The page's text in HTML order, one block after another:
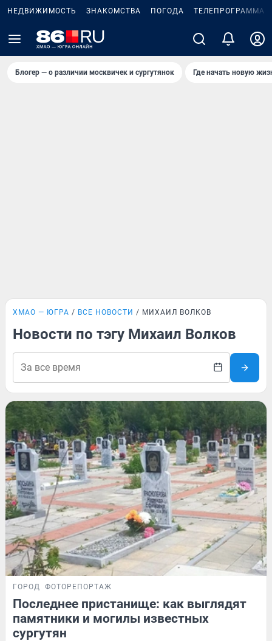
НЕДВИЖИМОСТЬ ЗНАКОМСТВА ПОГОДА ТЕЛЕПРОГРАММА
Блогер — о различии москвичек и сургутянок Где начать новую
ХМАО — ЮГРА ВСЕ НОВОСТИ МИХАИЛ ВОЛКОВ
Новости по тэгу Михаил Волков
ГОРОД ФОТОРЕПОРТАЖ
Последнее пристанище: как выглядят
памятники и могилы известных
сургутян